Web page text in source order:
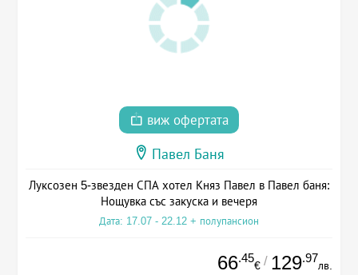
виж офертата
Павел Баня
Луксозен 5-звезден СПА хотел Княз Павел в Павел баня:
Нощувка със закуска и вечеря
Дата: 17.07 - 22.12 + полупансион
66.45
€ / 129.97
лв.